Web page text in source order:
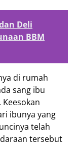
Deli
BBM
di rumah
sang ibu
ibunya yang
telah
tersebut